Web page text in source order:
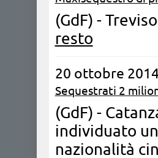
(GdF) -
resto
20 ottobre 2014
Sequestrati 2
(GdF) -
individuato
nazionalità